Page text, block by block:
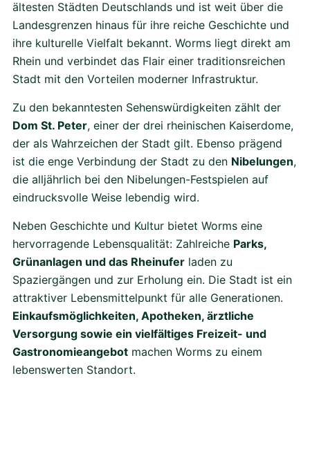
ältesten Städten Deutschlands und ist weit über die
Landesgrenzen hinaus für ihre reiche Geschichte und
ihre kulturelle Vielfalt bekannt. Worms liegt direkt am
Rhein und verbindet das Flair einer traditionsreichen
Stadt mit den Vorteilen moderner Infrastruktur.
Zu den bekanntesten Sehenswürdigkeiten zählt der
Dom St. Peter, einer der drei rheinischen Kaiserdome,
der als Wahrzeichen der Stadt gilt. Ebenso prägend
ist die enge Verbindung der Stadt zu den Nibelungen,
die alljährlich bei den Nibelungen-Festspielen auf
eindrucksvolle Weise lebendig wird.
Neben Geschichte und Kultur bietet Worms eine
hervorragende Lebensqualität: Zahlreiche Parks,
Grünanlagen und das Rheinufer laden zu
Spaziergängen und zur Erholung ein. Die Stadt ist ein
attraktiver Lebensmittelpunkt für alle Generationen.
Einkaufsmöglichkeiten, Apotheken, ärztliche
Versorgung sowie ein vielfältiges Freizeit- und
Gastronomieangebot machen Worms zu einem
lebenswerten Standort.